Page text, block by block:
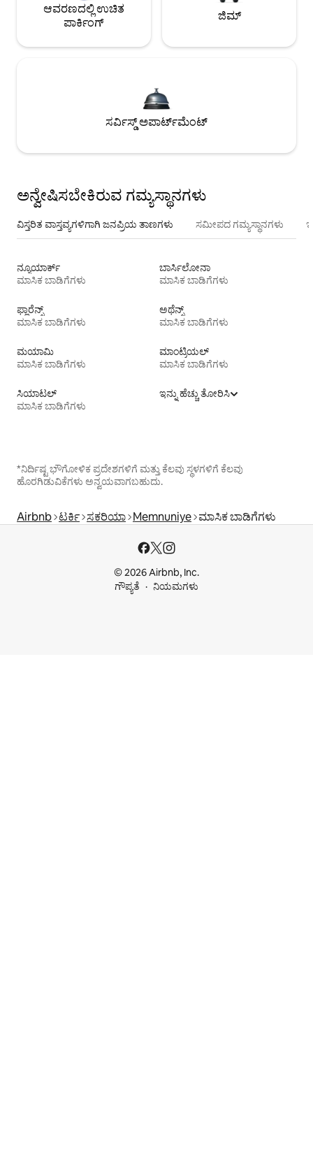
ಆವರಣದಲ್ಲಿ ಉಚಿತ
ಪಾರ್ಕಿಂಗ್
ಜಿಮ್
ಸರ್ವಿಸ್ಡ್ ಅಪಾರ್ಟ್‌ಮೆಂಟ್
ಅನ್ವೇಷಿಸಬೇಕಿರುವ ಗಮ್ಯಸ್ಥಾನಗಳು
ವಿಸ್ತರಿತ ವಾಸ್ತವ್ಯಗಳಿಗಾಗಿ ಜನಪ್ರಿಯ ತಾಣಗಳು ಸಮೀಪದ ಗಮ್ಯಸ್ಥಾನಗಳು
ನ್ಯೂಯಾರ್ಕ್
ಮಾಸಿಕ ಬಾಡಿಗೆಗಳು
ಬಾರ್ಸಿಲೋನಾ
ಮಾಸಿಕ ಬಾಡಿಗೆಗಳು
ಫ್ಲಾರೆನ್ಸ್
ಮಾಸಿಕ ಬಾಡಿಗೆಗಳು
ಅಥೆನ್ಸ್
ಮಾಸಿಕ ಬಾಡಿಗೆಗಳು
ಮಯಾಮಿ
ಮಾಸಿಕ ಬಾಡಿಗೆಗಳು
ಮಾಂಟ್ರಿಯಲ್
ಮಾಸಿಕ ಬಾಡಿಗೆಗಳು
ಸಿಯಾಟಲ್
ಮಾಸಿಕ ಬಾಡಿಗೆಗಳು
ಇನ್ನು ಹೆಚ್ಚು ತೋರಿಸಿ
*ನಿರ್ದಿಷ್ಟ ಭೌಗೋಳಿಕ ಪ್ರದೇಶಗಳಿಗೆ ಮತ್ತು ಕೆಲವು ಸ್ಥಳಗಳಿಗೆ ಕೆಲವು
ಹೊರಗಿಡುವಿಕೆಗಳು ಅನ್ವಯವಾಗಬಹುದು.
Airbnb ಟರ್ಕಿ ಸಕರಿಯಾ Memnuniye ಮಾಸಿಕ ಬಾಡಿಗೆಗಳು
© 2026 Airbnb, Inc.
ಗೌಪ್ಯತೆ
ನಿಯಮಗಳು